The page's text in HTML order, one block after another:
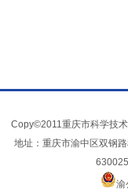
Copy©2011重庆市科学技
地址：重庆市渝中区双钢
渝